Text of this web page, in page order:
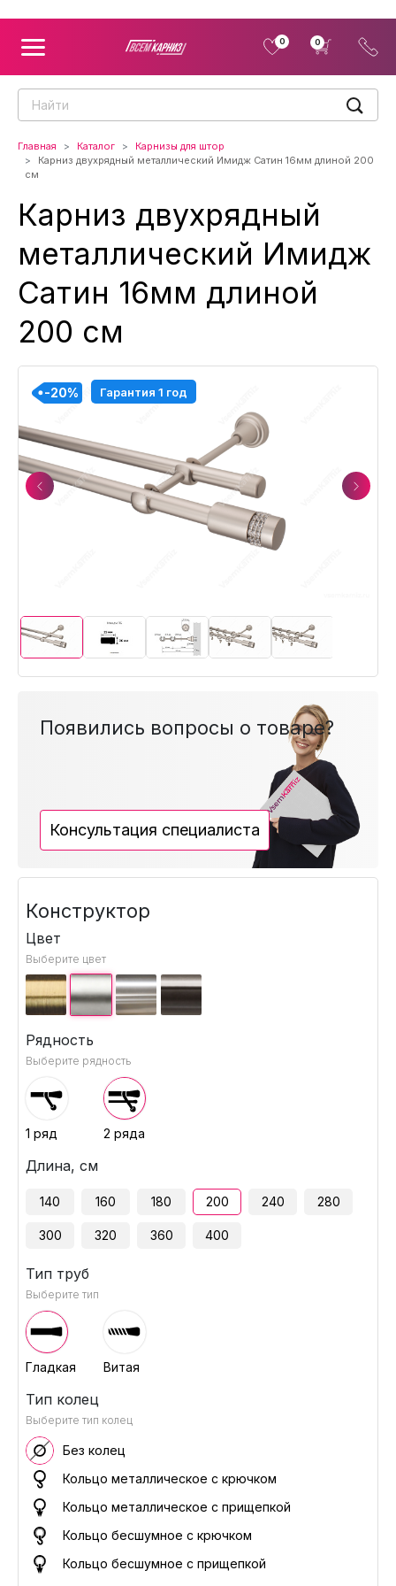
0 0
Главная Каталог
Карнизы для штор
Карниз двухрядный металлический Имидж Сатин 16мм длиной 200
см
Карниз двухрядный
металлический Имидж
Сатин 16мм длиной
200 см
Previous
-20% Гарантия 1 год
-20%
-20%
-20%
-20%
-20%
-20%
-20%
-20%
Next
Появились вопросы о товаре?
Консультация специалиста
Конструктор
Цвет
Выберите цвет
Рядность
Выберите рядность
1 ряд 2 ряда
Длина, см
140 160 180 200 240 280
300 320 360 400
Тип труб
Выберите тип
Гладкая Витая
Тип колец
Выберите тип колец
Без колец
Кольцо металлическое с крючком
Кольцо металлическое с прищепкой
Кольцо бесшумное с крючком
Кольцо бесшумное с прищепкой